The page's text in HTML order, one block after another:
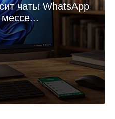
чаты WhatsApp